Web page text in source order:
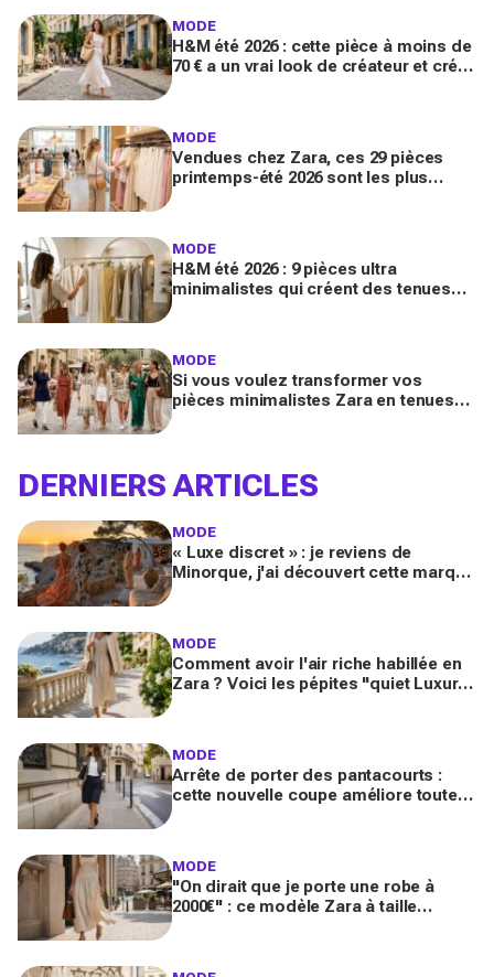
MODE
H&M été 2026 : cette pièce à moins de
70 € a un vrai look de créateur et crée
MODE
Vendues chez Zara, ces 29 pièces
printemps-été 2026 sont les plus
MODE
H&M été 2026 : 9 pièces ultra
minimalistes qui créent des tenues
MODE
Si vous voulez transformer vos
pièces minimalistes Zara en tenues
DERNIERS ARTICLES
MODE
« Luxe discret » : je reviens de
Minorque, j'ai découvert cette marque
MODE
Comment avoir l'air riche habillée en
Zara ? Voici les pépites "quiet Luxury"
MODE
Arrête de porter des pantacourts :
cette nouvelle coupe améliore toutes
MODE
"On dirait que je porte une robe à
2000€" : ce modèle Zara à taille